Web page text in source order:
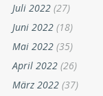
Juli 2022 (27)
Juni 2022 (18)
Mai 2022 (35)
April 2022 (26)
März 2022 (37)